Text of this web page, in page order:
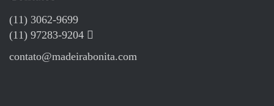
(11) 3062-9699
(11) 97283-9204
contato@madeirabonita.com